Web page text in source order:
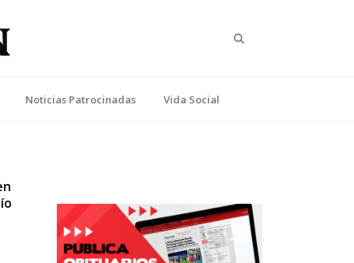
Noticias Patrocinadas Vida Social